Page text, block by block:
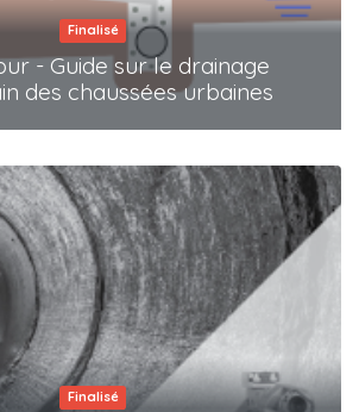
Finalisé
- Guide sur le drainage
des chaussées urbaines
Finalisé